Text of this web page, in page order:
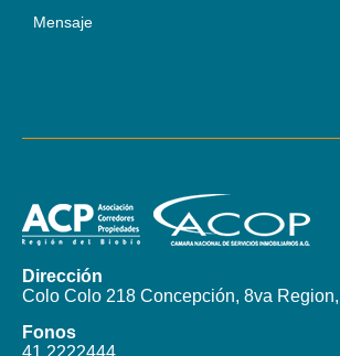
Dirección
Colo Colo 218 Concepción, 8va
Fonos
41 2222444